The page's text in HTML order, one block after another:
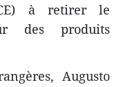
à retirer le
des produits
Augusto